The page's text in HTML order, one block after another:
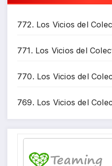
772. Los Vicios del
771. Los Vicios del
770. Los Vicios del
769. Los Vicios del